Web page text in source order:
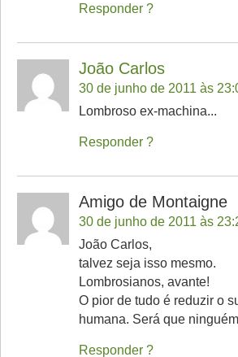
Responder
João Carlos
30 de junho de 2011 às
Lombroso ex-machina...
Responder
Amigo de Montaigne
30 de junho de 2011 às
João Carlos,
talvez seja isso mesmo.
Lombrosianos, avante!
O pior de tudo é reduzir o
humana. Será que
Responder